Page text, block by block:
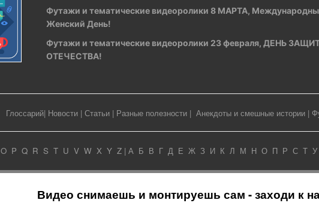
Футажи и тематические видеоролики 8 МАРТА,
Женский День!
Футажи и тематические видеоролики 23 февраля, ДЕНЬ
ОТЕЧЕСТВА!
Глоссарий| Новости | Статьи | Разные полезности | Анекдоты и смешные истории |
O P Q R S T U V W X Y Z| А Б В Г Д Е Ж З И К Л М Н О П Р С Т У
Видео снимаешь и монтируешь сам - заходи к